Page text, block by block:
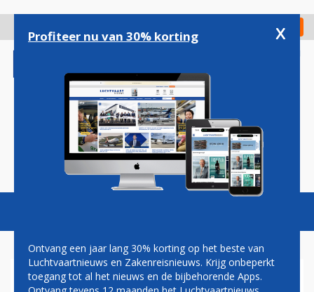
gaan
Check in
Magazine Podcasts Vacatures
Profiteer nu van 30% korting x
Ontvang een jaar lang 30% korting op het beste van
Luchtvaartnieuws en Zakenreisnieuws. Krijg onbeperkt
toegang tot al het nieuws en de bijbehorende Apps.